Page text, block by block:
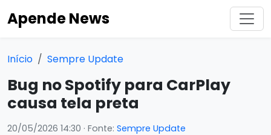
Apende News
Início Sempre Update
Bug no Spotify para CarPlay
causa tela preta
20/05/2026 14:30 · Fonte: Sempre Update